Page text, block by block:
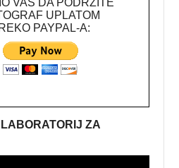
VAS DA PODRŽITE
UPLATOM
PAYPAL-A:
ZA